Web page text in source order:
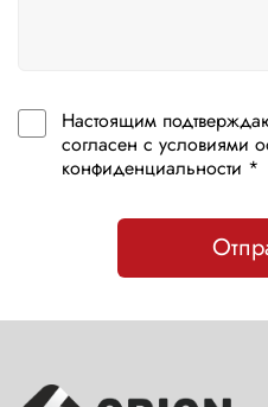
Настоящим
согласен с условиями
конфиденциальности *